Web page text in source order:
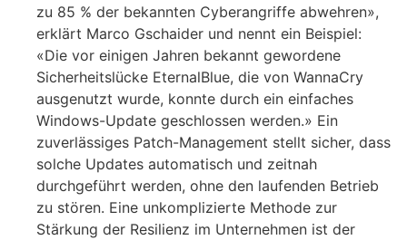
zu 85 % der bekannten Cyberangriffe abwehren»,
erklärt Marco Gschaider und nennt ein Beispiel:
«Die vor einigen Jahren bekannt gewordene
Sicherheitslücke EternalBlue, die von WannaCry
ausgenutzt wurde, konnte durch ein einfaches
Windows-Update geschlossen werden.» Ein
zuverlässiges Patch-Management stellt sicher, dass
solche Updates automatisch und zeitnah
durchgeführt werden, ohne den laufenden Betrieb
zu stören. Eine unkomplizierte Methode zur
Stärkung der Resilienz im Unternehmen ist der